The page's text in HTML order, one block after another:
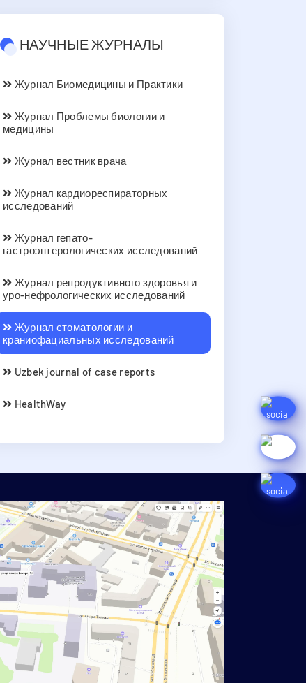
НАУЧНЫЕ ЖУРНАЛЫ
Журнал Биомедицины и Практики
Журнал Проблемы биологии и
медицины
Журнал вестник врача
Журнал кардиореспираторных
исследований
Журнал гепато-
гастроэнтерологических исследований
Журнал репродуктивного здоровья и
уро-нефрологических исследований
Журнал стоматологии и
краниофациальных исследований
Uzbek journal of case reports
HealthWay